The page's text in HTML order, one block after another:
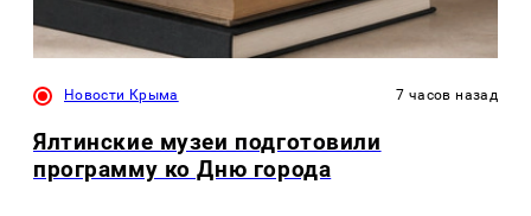
Новости Крыма 7 часов назад
Ялтинские музеи подготовили
программу ко Дню города